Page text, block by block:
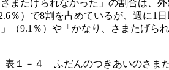
またげられなかった」の割合は、
％）で8割を占めているが、週に1
（9.1％）や「かなり、さまたげら
表１－４ ふだんのつきあいのさまた